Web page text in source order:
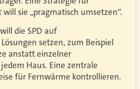
sie „pragmatisch umsetzen“.
die SPD auf
setzen, zum Beispiel
anstatt einzelner
Haus. Eine zentrale
für Fernwärme kontrollieren.